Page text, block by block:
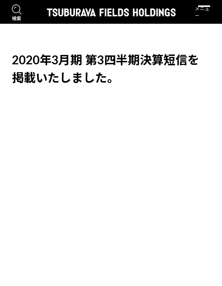
2020年3月期 第3四半期決算短信を
掲載いたしました。